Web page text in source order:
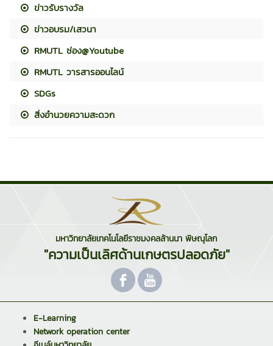
ข่าวรับรางวัล
ข่าวอบรม/เสวนา
RMUTL ช่อง@Youtube
RMUTL วารสารออนไลน์
SDGs
สิ่งอำนวยความสะดวก
มหาวิทยาลัยเทคโนโลยีราชมงคลล้านนา พิษณุโลก
"ความเป็นเลิศด้านเกษตรปลอดภัย"
E-Learning
Network operation center